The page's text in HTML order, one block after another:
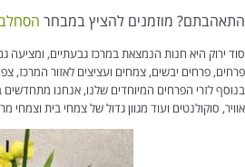
התאהבתם? מוזמנים להציץ במבחר
סוד ירוק היא חנות הנמצאת במרכז גבעתיים, ומציעה
פרחים, פרחים יבשים, צמחים ועציצים לאזור המרכז,
בנוסף לזרי הפרחים המיוחדים שלנו, אנחנו
אוויר, סוקולנטים ועוד מגוון גדול של צמחי בית וצמחי